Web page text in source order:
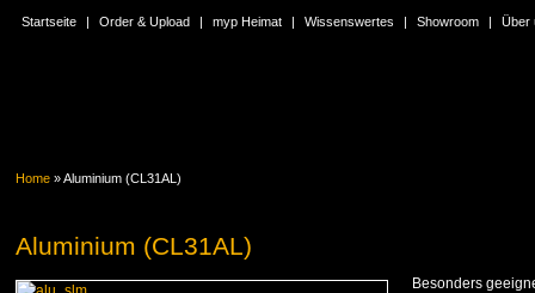
Startseite | Order & Upload | myp Heimat | Wissenswertes | Showroom | Über
Home »Aluminium (CL31AL)
Aluminium (CL31AL)
Besonders